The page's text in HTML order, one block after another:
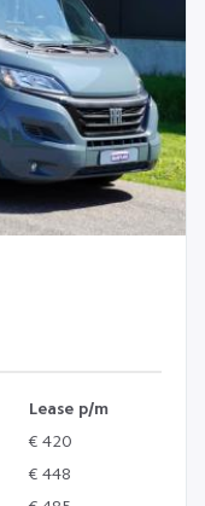
Lease p/m
€ 420
€ 448